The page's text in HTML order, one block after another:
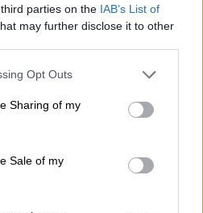
parties on the IAB’s List of
may further disclose it to other
app uses one or more Google
behaviour. You may click to
and its third-party tags to
purposes in below Google
Opt Outs
Sharing of my
Sale of my